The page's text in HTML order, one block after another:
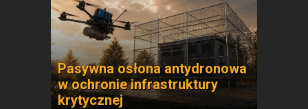
Pasywna osłona antydronowa
w ochronie infrastruktury
krytycznej